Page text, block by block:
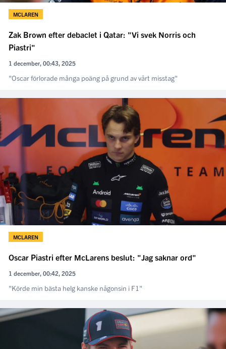
MCLAREN
Zak Brown efter debaclet i Qatar: "Vi svek Norris och
Piastri"
1 december, 00:43, 2025
"Oscar förlorade många poäng på grund av vårt misstag"
MCLAREN
Oscar Piastri efter McLarens beslut: "Jag saknar ord"
1 december, 00:42, 2025
"Körde min bästa helg kanske någonsin i F1"